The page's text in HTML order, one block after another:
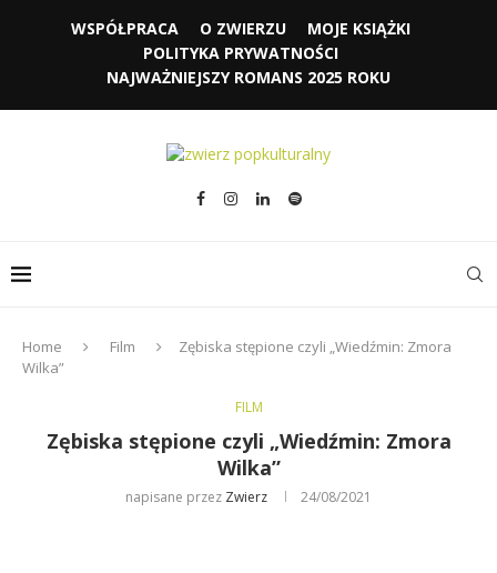
WSPÓŁPRACA O ZWIERZU
MOJE KSIĄŻKI
POLITYKA PRYWATNOŚCI
NAJWAŻNIEJSZY ROMANS 2025 ROKU
Home Film
Zębiska stępione czyli „Wiedźmin: Zmora
Wilka”
FILM
Zębiska stępione czyli „Wiedźmin: Zmora
Wilka”
napisane przez Zwierz 24/08/2021